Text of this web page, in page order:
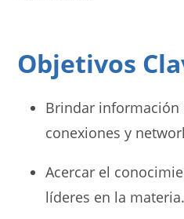
Objetivos
Brindar información
conexiones y
Acercar el
líderes en la materia.